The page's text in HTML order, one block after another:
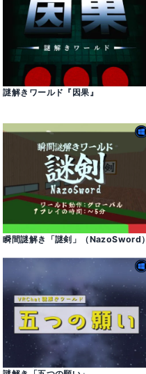
謎解きワールド『因果』
瞬間謎解き「謎剣」（NazoSword）